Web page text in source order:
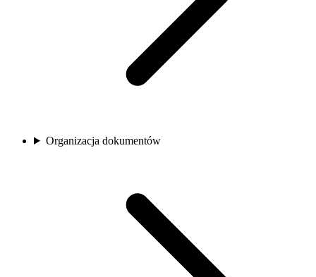
Organizacja dokumentów